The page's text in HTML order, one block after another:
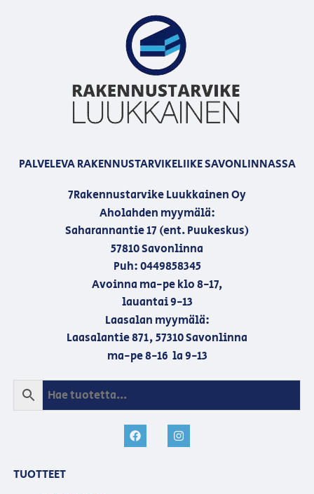
PALVELEVA RAKENNUSTARVIKELIIKE SAVONLINNASSA
7Rakennustarvike Luukkainen Oy
Aholahden myymälä:
Saharannantie 17 (ent. Puukeskus)
57810 Savonlinna
Puh: 0449858345
Avoinna ma-pe klo 8-17,
lauantai 9-13
Laasalan myymälä:
Laasalantie 871, 57310 Savonlinna
ma-pe 8-16 la 9-13
TUOTTEET